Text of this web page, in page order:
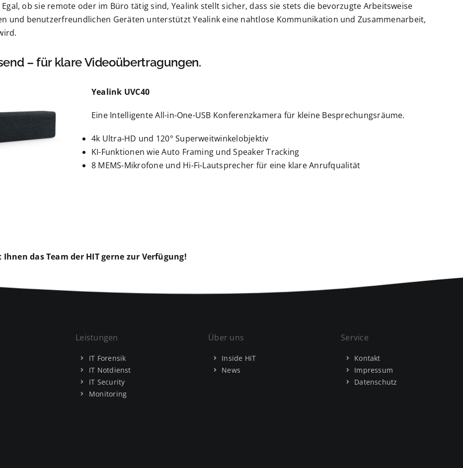
ob sie remote oder im Büro tätig sind, Yealink stellt sicher, dass sie stets die bevorzugte Arbeitsweise
und benutzerfreundlichen Geräten unterstützt Yealink eine nahtlose Kommunikation und Zusammenarbeit,
– für klare Videoübertragungen.
Yealink UVC40
Eine Intelligente All-in-One-USB Konferenzkamera für kleine Besprechungsräume.
4k Ultra-HD und 120° Superweitwinkelobjektiv
KI-Funktionen wie Auto Framing und Speaker Tracking
8 MEMS-Mikrofone und Hi-Fi-Lautsprecher für eine klare Anrufqualität
das Team der HIT gerne zur Verfügung!
Leistungen
IT Forensik
IT Notdienst
IT Security
Monitoring
Über uns
Inside HiT
News
Service
Kontakt
Impressum
Datenschutz